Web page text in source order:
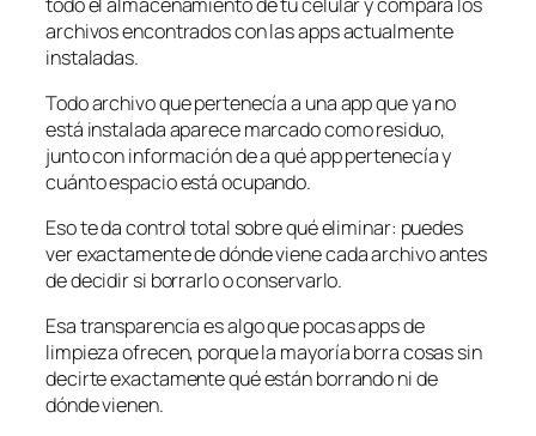
archivos encontrados con las apps actualmente
instaladas.
Todo archivo que pertenecía a una app que ya no
está instalada aparece marcado como residuo,
junto con información de a qué app pertenecía y
cuánto espacio está ocupando.
Eso te da control total sobre qué eliminar: puedes
ver exactamente de dónde viene cada archivo antes
de decidir si borrarlo o conservarlo.
Esa transparencia es algo que pocas apps de
limpieza ofrecen, porque la mayoría borra cosas sin
decirte exactamente qué están borrando ni de
dónde vienen.